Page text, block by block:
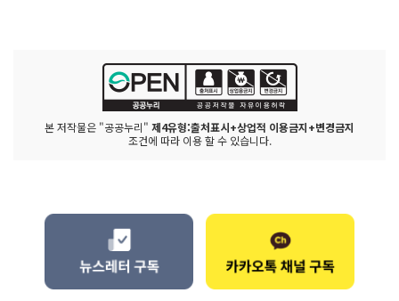
본 저작물은 "공공누리" 제4유형:출처표시+상업적 이용금지+변경금지
조건에 따라 이용 할 수 있습니다.